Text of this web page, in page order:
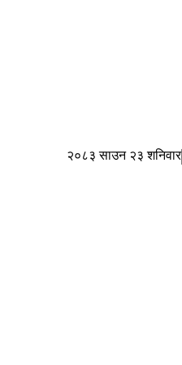
२०८३ साउन २३ शनिवार